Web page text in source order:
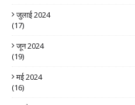
जुलाई 2024
(17)
जून 2024
(19)
मई 2024
(16)